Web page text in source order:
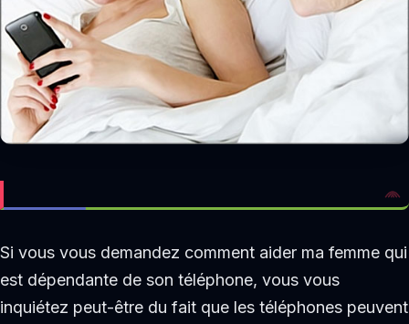
Si vous vous demandez comment aider ma femme qui
est dépendante de son téléphone, vous vous
inquiétez peut-être du fait que les téléphones peuvent